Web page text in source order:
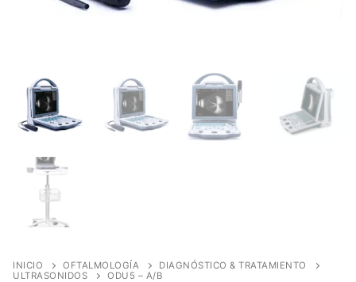
INICIO OFTALMOLOGÍA
DIAGNÓSTICO & TRATAMIENTO
ULTRASONIDOS
ODU5 – A/B